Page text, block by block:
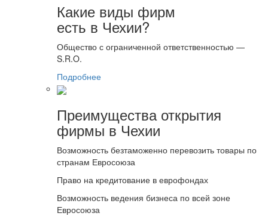
Какие виды фирм
есть в Чехии?
Общество с ограниченной ответственностью —
S.R.O.
Подробнее
Преимущества открытия
фирмы в Чехии
Возможность безтаможенно перевозить товары по
странам Евросоюза
Право на кредитование в еврофондах
Возможность ведения бизнеса по всей зоне
Евросоюза